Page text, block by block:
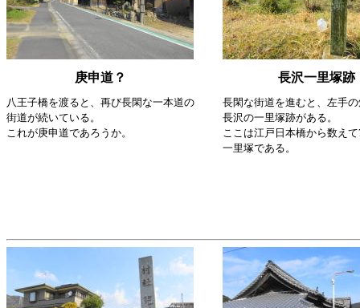
庚申道？ 長沢一里塚跡
八王子橋を渡ると、再び長閑な一本道の
街道が続いている。
これが庚申道であろうか。
長閑な街道を進むと、左手
長沢の一里塚跡がある。
ここは江戸日本橋から数え
一里塚である。